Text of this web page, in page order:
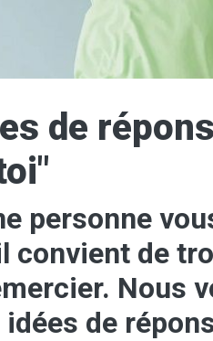
de
personne
convient de
Nous
de